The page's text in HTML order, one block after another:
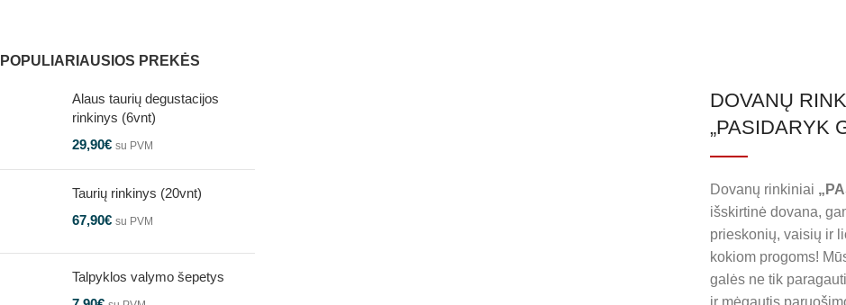
POPULIARIAUSIOS PREKĖS
Alaus taurių degustacijos
rinkinys (6vnt)
29,90€ su PVM
Taurių rinkinys (20vnt)
67,90€ su PVM
Talpyklos valymo šepetys
DOVANŲ
„PASIDARYK
Dovanų rinkiniai
išskirtinė dovana,
prieskonių, vaisių ir
kokiom progoms!
galės ne tik
ir mėgautis